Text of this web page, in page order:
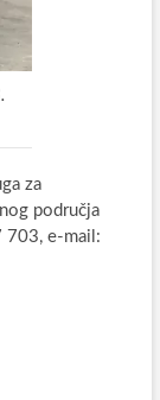
za
područja
703, e-mail: